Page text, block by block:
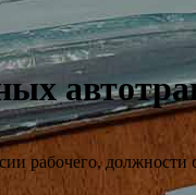
рабочего, должности